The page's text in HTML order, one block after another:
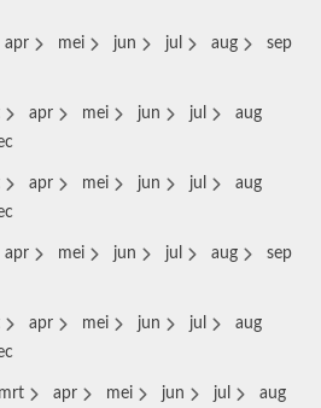
apr mei jun jul aug
sep
apr mei jun jul
aug
apr mei jun jul
aug
apr mei jun jul aug
sep
apr mei jun jul
aug
mrt apr mei jun jul
aug